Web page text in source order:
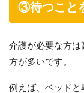
③待つこと
介護が必要な方
方が多いです。
例えば、ベッドと